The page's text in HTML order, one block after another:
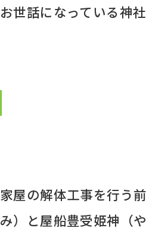
お世話になっている神
家屋の解体工事を行う
み）と屋船豊受姫神（